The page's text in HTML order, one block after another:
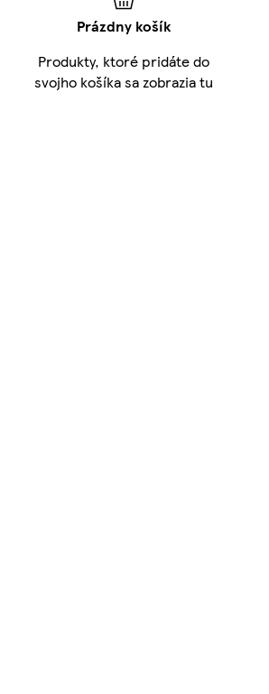
Prázdny košík
Produkty, ktoré pridáte do
svojho košíka sa zobrazia tu